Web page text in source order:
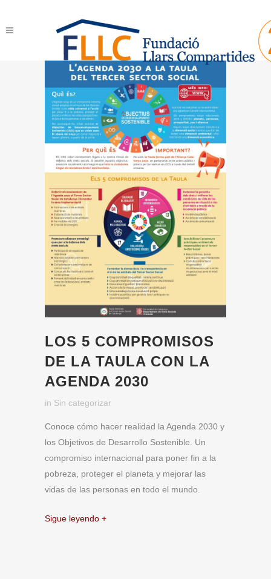
LOS 5 COMPROMISOS
DE LA TAULA CON LA
AGENDA 2030
in Sin categorizar
Conoce cómo hacer realidad la Agenda 2030 y
los Objetivos de Desarrollo Sostenible. Un
compromiso internacional para poner fin a la
pobreza, proteger el planeta y mejorar las
vidas de las personas en todo el mundo.
Sigue leyendo +